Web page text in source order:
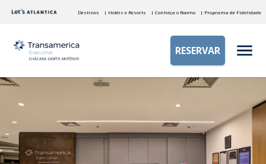
Destinos | Hotéis e Resorts | Conheça o Roomo | Programa de Fidelidade
RESERVAR